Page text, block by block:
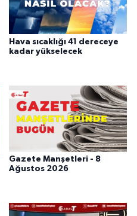
Hava sıcaklığı 41 dereceye
kadar yükselecek
Gazete Manşetleri - 8
Ağustos 2026